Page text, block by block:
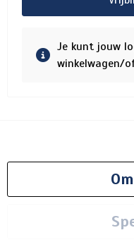
Je kunt jouw
winkelwagen/